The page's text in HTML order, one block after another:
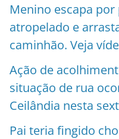
Menino escapa
atropelado e
caminhão. Veja
Ação de
situação de rua
Ceilândia nesta
Pai teria fingido